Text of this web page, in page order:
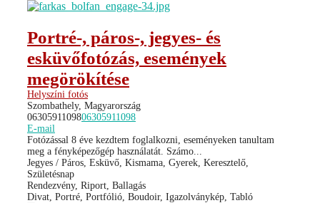
Portré-, páros-, jegyes- és
esküvőfotózás, események
megörökítése
Helyszíni fotós
Szombathely, Magyarország
0630591109806305911098
E-mail
Fotózással 8 éve kezdtem foglalkozni, eseményeken tanultam
meg a fényképezőgép használatát. Számo...
Jegyes / Páros, Esküvő, Kismama, Gyerek, Keresztelő,
Születésnap
Rendezvény, Riport, Ballagás
Divat, Portré, Portfólió, Boudoir, Igazolványkép, Tabló